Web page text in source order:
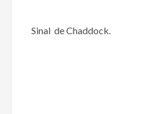
Sinal de Chaddock.